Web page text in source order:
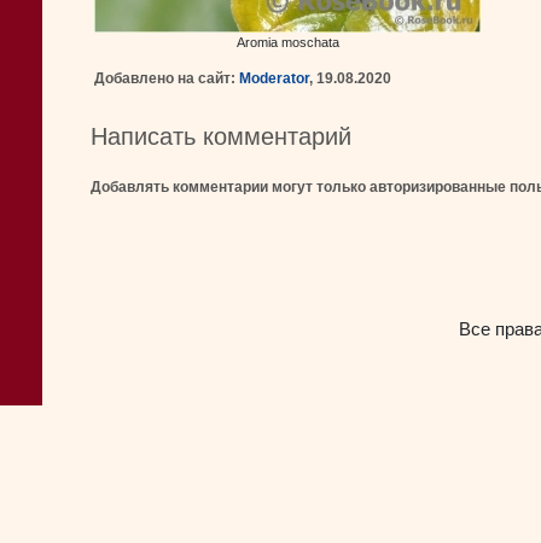
Aromia moschata
Добавлено на сайт: Moderator, 19.08.2020
Написать комментарий
Добавлять комментарии могут только авторизированные
Все